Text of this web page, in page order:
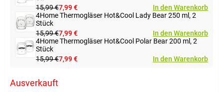
15,99 €7,99 €
In den Warenkorb
4Home Thermogläser Hot&Cool Lady Bear 250 ml, 2
Stück
15,99 €7,99 €
In den Warenkorb
4Home Thermogläser Hot&Cool Polar Bear 200 ml, 2
Stück
15,99 €7,99 € In den Warenkorb
Ausverkauft